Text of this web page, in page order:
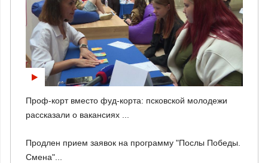
Проф-корт вместо фуд-корта: псковской молодежи
рассказали о вакансиях ...
Продлен прием заявок на программу "Послы Победы.
Смена"...